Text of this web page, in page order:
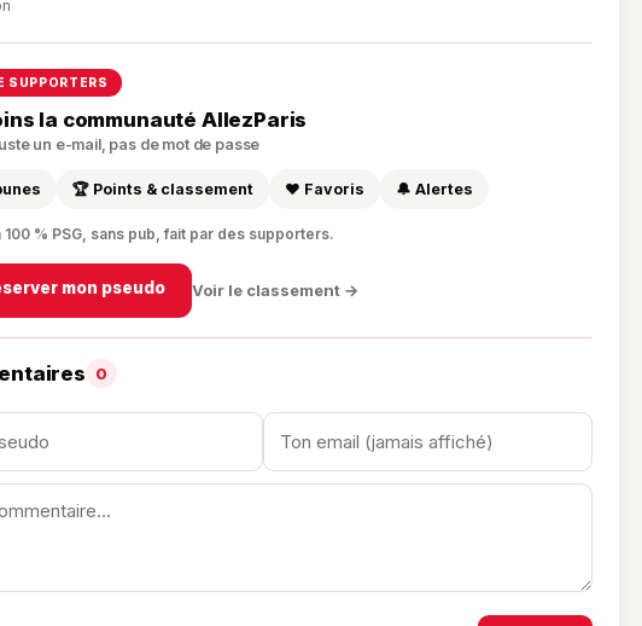
SUPPORTERS
la communauté AllezParis
un e-mail, pas de mot de passe
🏆 Points & classement ❤️ Favoris 🔔 Alertes
100 % PSG, sans pub, fait par des supporters.
mon pseudo Voir le classement →
0